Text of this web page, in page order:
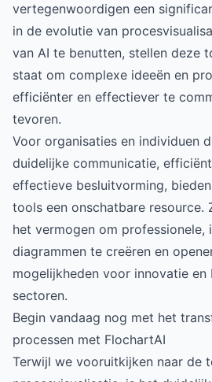
vertegenwoordigen een
in de evolutie van
van AI te benutten, stellen deze
staat om complexe ideeën en
efficiënter en effectiever te
tevoren.
Voor organisaties en individuen
duidelijke communicatie,
effectieve besluitvorming,
tools een onschatbare resource.
het vermogen om professionele,
diagrammen te creëren en
mogelijkheden voor innovatie
sectoren.
Begin vandaag nog met het
processen met FlochartAI
Terwijl we vooruitkijken naar de